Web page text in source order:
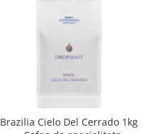
Brazilia Cielo Del Cerrado 1kg